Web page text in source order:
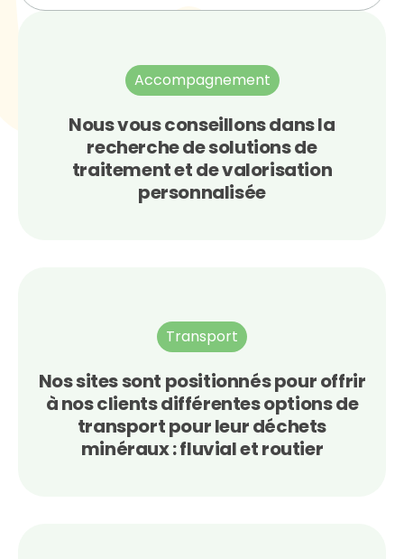
Accompagnement
Nous vous conseillons dans la
recherche de solutions de
traitement et de valorisation
personnalisée
Transport
Nos sites sont positionnés pour offrir
à nos clients différentes options de
transport pour leur déchets
minéraux : fluvial et routier